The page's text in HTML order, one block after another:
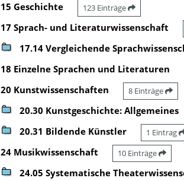
15 Geschichte 123 Einträge
17 Sprach- und Literaturwissenschaft
17.14 Vergleichende
18 Einzelne Sprachen und Literaturen
20 Kunstwissenschaften 8 Einträge
20.30 Kunstgeschichte: Allgemeines
20.31 Bildende Künstler 1 Eintrag
24 Musikwissenschaft 10 Einträge
24.05 Systematische